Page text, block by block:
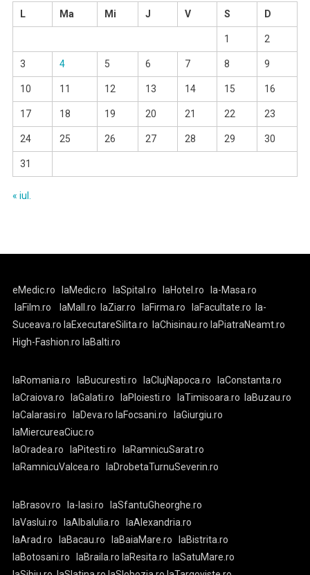
L
Ma Mi J V S D
1 2
3 4 5 6 7 8 9
10 11 12 13 14 15 16
17 18 19 20 21 22 23
24 25 26 27 28 29 30
31
« iul.
eMedic.ro laMedic.ro laSpital.ro laHotel.ro
la-Masa.ro
laFilm.ro
laMall.ro laZiar.ro laFirma.ro laFacultate.ro
la-
Suceava.ro laExecutareSilita.ro laChisinau.ro laPiatraNeamt.ro
High-Fashion.ro laBalti.ro
laRomania.ro laBucuresti.ro laClujNapoca.ro
laConstanta.ro
laCraiova.ro
laGalati.ro laPloiesti.ro laTimisoara.ro
laBuzau.ro
laCalarasi.ro
laDeva.ro laFocsani.ro
laGiurgiu.ro
laMiercureaCiuc.ro
laOradea.ro
laPitesti.ro
laRamnicuSarat.ro
laRamnicuValcea.ro
laDrobetaTurnuSeverin.ro
laBrasov.ro la-Iasi.ro
laSfantuGheorghe.ro
laVaslui.ro
laAlbaIulia.ro
laAlexandria.ro
laArad.ro
laBacau.ro laBaiaMare.ro
laBistrita.ro
laBotosani.ro
laBraila.ro laResita.ro
laSatuMare.ro